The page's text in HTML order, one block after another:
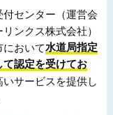
付センター（運営会
ンクス株式会社）
おいて水道局指定
認定を受けてお
いサービスを提供し